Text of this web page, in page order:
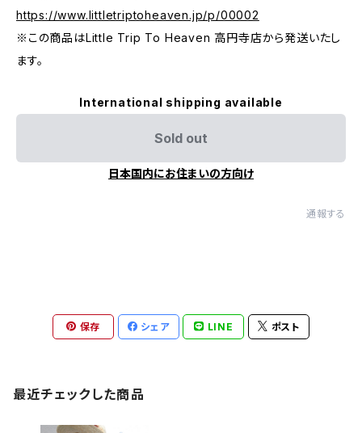
https://www.littletriptoheaven.jp/p/00002
※この商品はLittle Trip To Heaven 高円寺店から発送いたし
ます。
International shipping available
Sold out
日本国内にお住まいの方向け
通報する
保存 シェア LINE ポスト
最近チェックした商品